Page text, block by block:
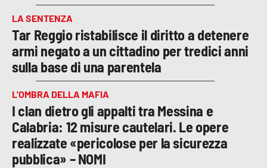
LA SENTENZA
Tar Reggio ristabilisce il diritto a detenere
armi negato a un cittadino per tredici anni
sulla base di una parentela
L’OMBRA DELLA MAFIA
I clan dietro gli appalti tra Messina e
Calabria: 12 misure cautelari. Le opere
realizzate «pericolose per la sicurezza
pubblica» – NOMI